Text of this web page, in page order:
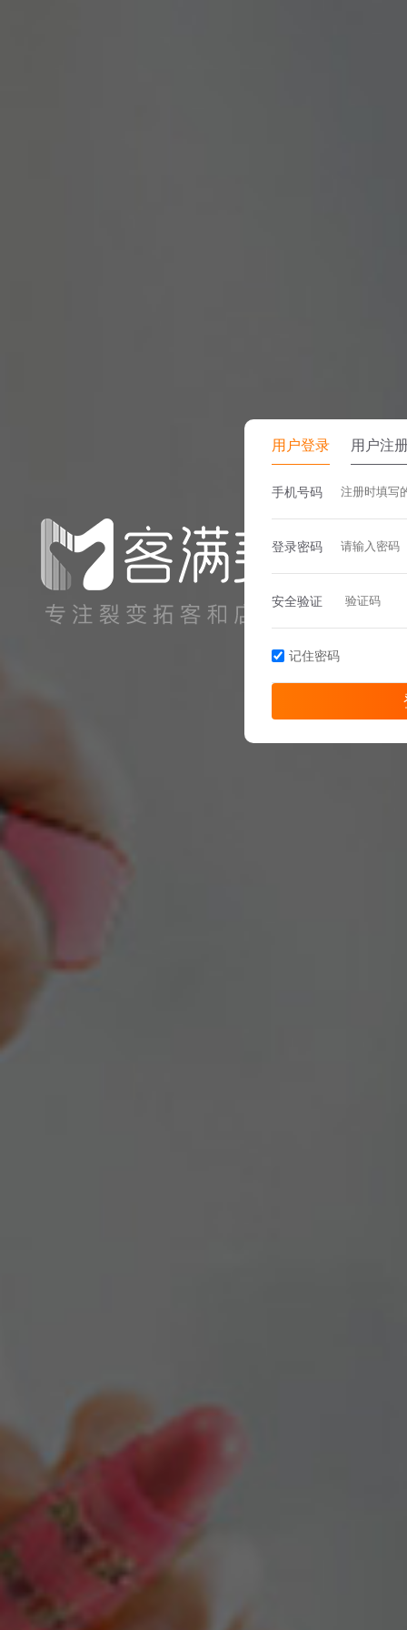
用户登录 用户注
手机号码
登录密码
安全验证
记住密码